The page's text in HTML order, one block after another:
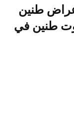
طنين
طنين في